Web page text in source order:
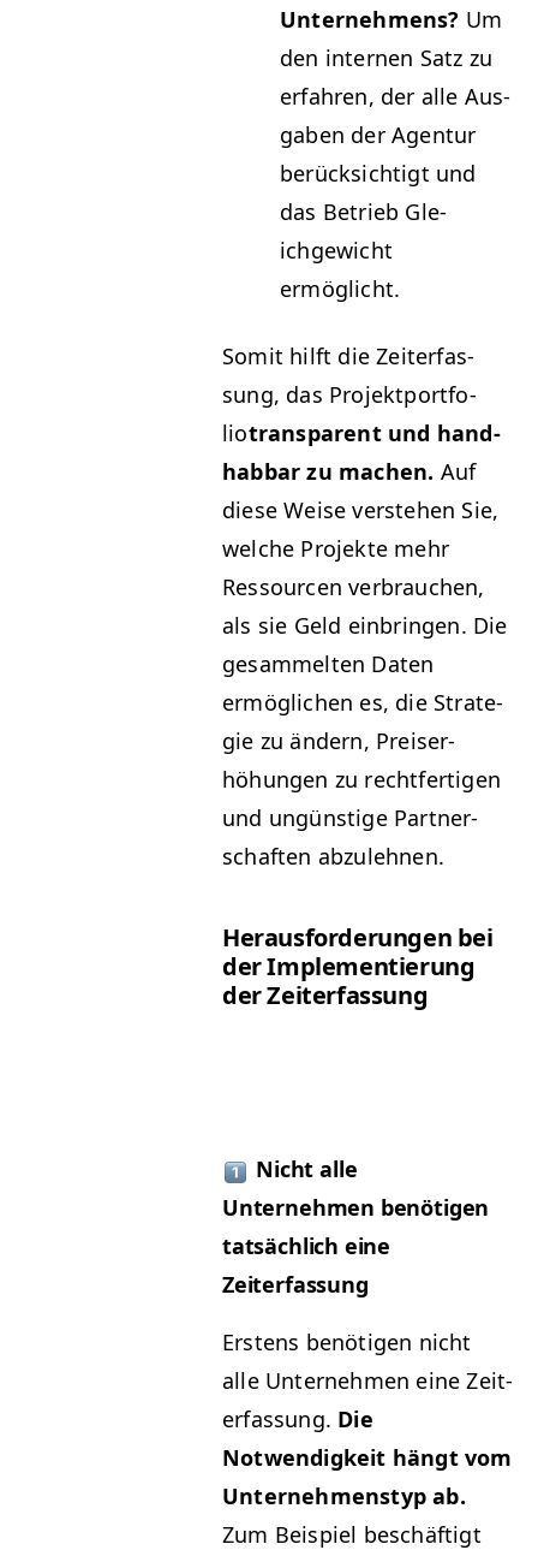
Unternehmens? Um
den inter­nen Satz zu
erfahren, der alle Aus­
gaben der Agen­tur
berück­sichtigt und
das Betrieb Gle­
ichgewicht
ermöglicht.
Somit hil­ft die Zeit­er­fas­
sung, das Pro­jek­t­port­fo­
liotrans­par­ent und hand­
hab­bar zu machen. Auf
diese Weise ver­ste­hen Sie,
welche Pro­jek­te mehr
Ressourcen ver­brauchen,
als sie Geld ein­brin­gen. Die
gesam­melten Dat­en
ermöglichen es, die Strate­
gie zu ändern, Preis­er­
höhun­gen zu recht­fer­ti­gen
und ungün­stige Part­ner­
schaften abzulehnen.
Her­aus­forderun­gen bei
der Imple­men­tierung
der Zeiterfassung
Nicht alle
Unternehmen benöti­gen
tat­säch­lich eine
Zeiterfassung
Erstens benöti­gen nicht
alle Unternehmen eine Zeit­
er­fas­sung. Die
Notwendigkeit hängt vom
Unternehmen­styp ab.
Zum Beispiel beschäftigt